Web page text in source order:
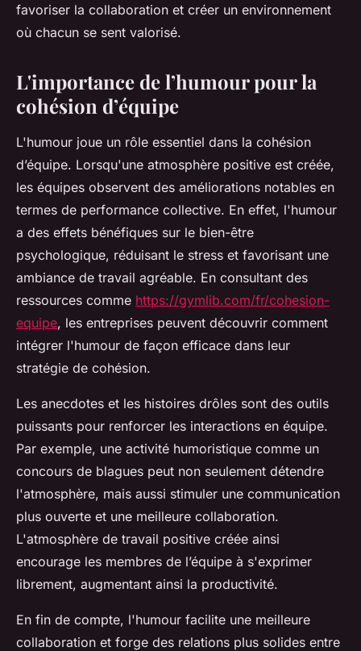
favoriser la collaboration et créer un environnement
où chacun se sent valorisé.
L'importance de l’humour pour la
cohésion d’équipe
L'humour joue un rôle essentiel dans la cohésion
d’équipe. Lorsqu'une atmosphère positive est créée,
les équipes observent des améliorations notables en
termes de performance collective. En effet, l'humour
a des effets bénéfiques sur le bien-être
psychologique, réduisant le stress et favorisant une
ambiance de travail agréable. En consultant des
ressources comme https://gymlib.com/fr/cohesion-
equipe, les entreprises peuvent découvrir comment
intégrer l'humour de façon efficace dans leur
stratégie de cohésion.
Les anecdotes et les histoires drôles sont des outils
puissants pour renforcer les interactions en équipe.
Par exemple, une activité humoristique comme un
concours de blagues peut non seulement détendre
l'atmosphère, mais aussi stimuler une communication
plus ouverte et une meilleure collaboration.
L'atmosphère de travail positive créée ainsi
encourage les membres de l’équipe à s'exprimer
librement, augmentant ainsi la productivité.
En fin de compte, l'humour facilite une meilleure
collaboration et forge des relations plus solides entre